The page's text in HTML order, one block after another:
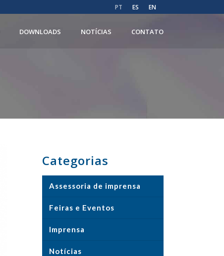
PT ES EN
DOWNLOADS NOTÍCIAS CONTATO
Categorias
Assessoria de imprensa
Feiras e Eventos
Imprensa
Notícias